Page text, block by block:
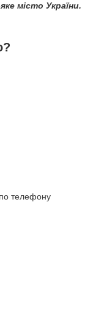
місто України.
телефону